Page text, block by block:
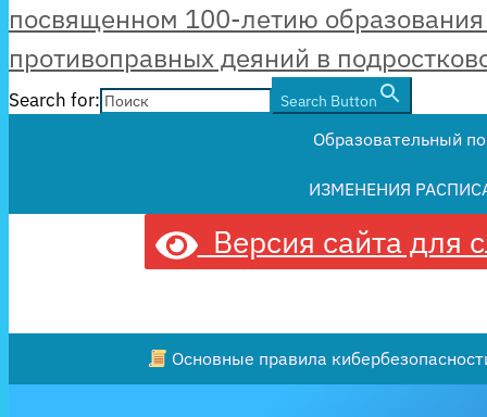
посвященном 100-летию
противоправных деяний в
Search for: Search Button
Образовательный
ИЗМЕНЕНИЯ
Версия сайта для
Основные правила